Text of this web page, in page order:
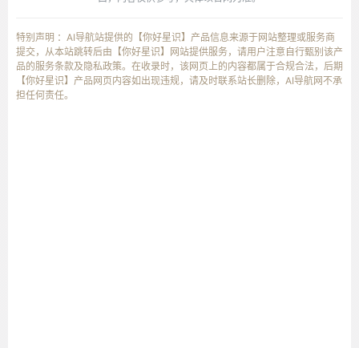
特别声明 ：AI导航站提供的【你好星识】产品信息来源于网站整理或服务商
提交，从本站跳转后由【你好星识】网站提供服务，请用户注意自行甄别该产
品的服务条款及隐私政策。在收录时，该网页上的内容都属于合规合法，后期
【你好星识】产品网页内容如出现违规，请及时联系站长删除，AI导航网不承
担任何责任。